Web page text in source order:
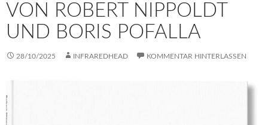
VON ROBERT NIPPOLDT
UND BORIS POFALLA
28/10/2025 INFRAREDHEAD KOMMENTAR HINTERLASSEN